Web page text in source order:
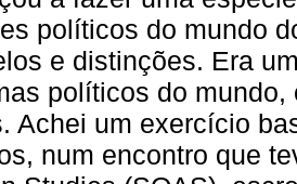
políticos do mundo
e distinções. Era
políticos do
Achei um exercício
num encontro que